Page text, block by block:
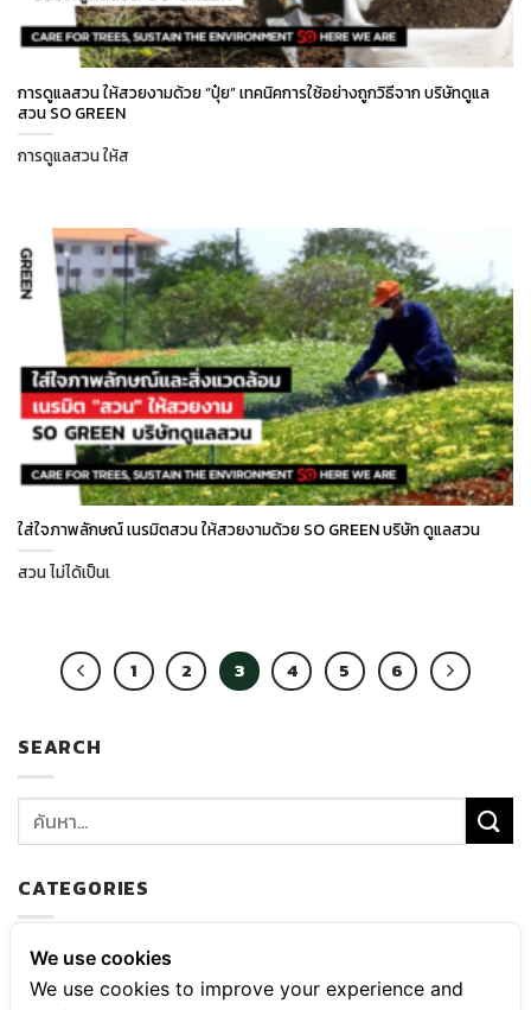
การดูแลสวน ให้สวยงามด้วย “ปุ๋ย” เทคนิคการใช้อย่างถูกวิธีจาก บริษัทดูแล
สวน SO GREEN
การดูแลสวน ให้ส
ใส่ใจภาพลักษณ์ เนรมิตสวน ให้สวยงามด้วย SO GREEN บริษัท ดูแลสวน
สวน ไม่ได้เป็นเ
1 2 3 4 5 6
SEARCH
CATEGORIES
ความสาร และความเคลื่อนไหว
We use cookies
We use cookies to improve your experience and